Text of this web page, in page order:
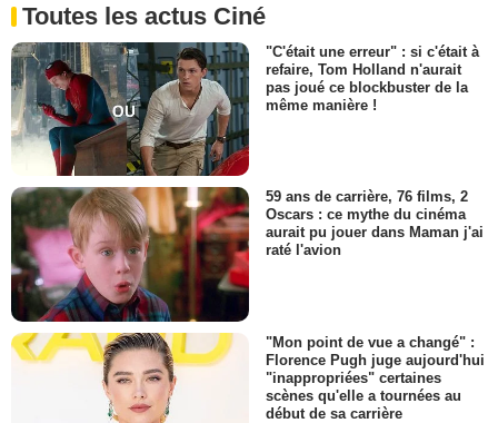
Toutes les actus Ciné
"C'était une erreur" : si c'était à
refaire, Tom Holland n'aurait
pas joué ce blockbuster de la
même manière !
59 ans de carrière, 76 films, 2
Oscars : ce mythe du cinéma
aurait pu jouer dans Maman j'ai
raté l'avion
"Mon point de vue a changé" :
Florence Pugh juge aujourd'hui
"inappropriées" certaines
scènes qu'elle a tournées au
début de sa carrière